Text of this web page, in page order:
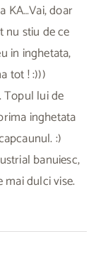
KA…Vai, doar
nu stiu de ce
in inghetata,
tot ! :)))
Topul lui de
inghetata
:)
banuiesc,
mai dulci vise.